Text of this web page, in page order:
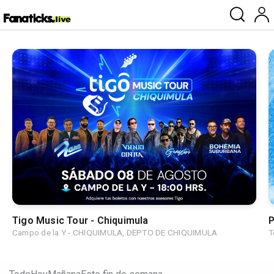
Tigo Music Tour - Chiquimula
Campo de la Y - CHIQUIMULA, DEPTO DE CHIQUIMULA